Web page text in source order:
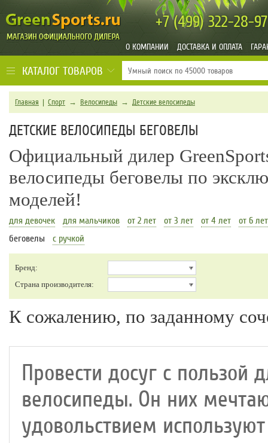
+7 (499)322-28-97
О КОМПАНИИ ДОСТАВКА И ОПЛАТА
КАТАЛОГ ТОВАРОВ
Главная | Спорт → Велосипеды → Детские велосипеды
ДЕТСКИЕ ВЕЛОСИПЕДЫ БЕГОВЕЛЫ
Официальный дилер
велосипеды беговелы по
моделей!
для девочек для мальчиков от 2 лет от 3 лет от 4 лет
от 6 лет
беговелы
с ручкой
Бренд:
Страна производителя:
К сожалению, по заданному
Провести досуг с пользой
велосипеды. Он них
удовольствием